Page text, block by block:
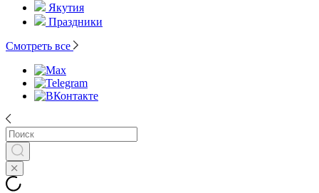
Якутия
Праздники
Смотреть все